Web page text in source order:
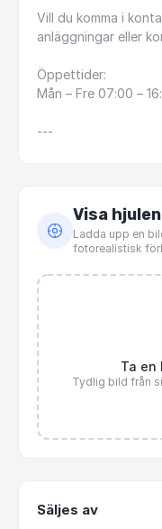
Vill du komma i
anläggningar eller
Öppettider:
Mån – Fre 07:00 –
---
Visa
Ladda upp en
fotorealistisk
Ta en
Tydlig bild från
Säljes av